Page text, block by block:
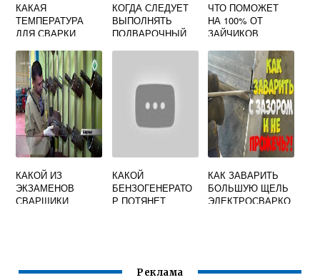
КАКАЯ
ТЕМПЕРАТУРА
ДЛЯ СВАРКИ
ВЫХ ТРУБ 20
КОГДА СЛЕДУЕТ
ВЫПОЛНЯТЬ
ПОДВАРОЧНЫЙ
ЧТО ПОМОЖЕТ
НА 100% ОТ
ЗАЙЧИКОВ
ПРОВЕРЕННЫЕ
СРЕДСТВА
КАКОЙ ИЗ
ЭКЗАМЕНОВ
СВАРЩИКИ
КАКОЙ
БЕНЗОГЕНЕРАТО
Р ПОТЯНЕТ
КАК ЗАВАРИТЬ
БОЛЬШУЮ ЩЕЛЬ
ЭЛЕКТРОСВАРКО
Реклама